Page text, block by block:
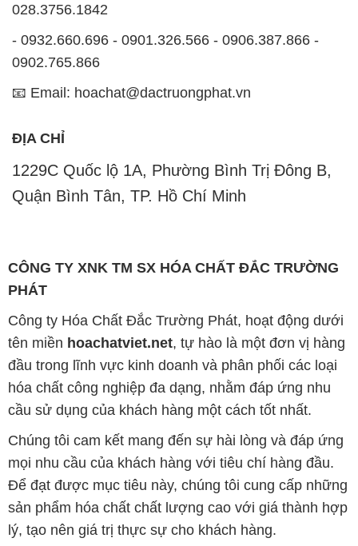
028.3756.1842
- 0932.660.696 - 0901.326.566 - 0906.387.866 -
0902.765.866
📧 Email: hoachat@dactruongphat.vn
ĐỊA CHỈ
1229C Quốc lộ 1A, Phường Bình Trị Đông B,
Quận Bình Tân, TP. Hồ Chí Minh
CÔNG TY XNK TM SX HÓA CHẤT ĐẮC TRƯỜNG
PHÁT
Công ty Hóa Chất Đắc Trường Phát, hoạt động dưới
tên miền hoachatviet.net, tự hào là một đơn vị hàng
đầu trong lĩnh vực kinh doanh và phân phối các loại
hóa chất công nghiệp đa dạng, nhằm đáp ứng nhu
cầu sử dụng của khách hàng một cách tốt nhất.
Chúng tôi cam kết mang đến sự hài lòng và đáp ứng
mọi nhu cầu của khách hàng với tiêu chí hàng đầu.
Để đạt được mục tiêu này, chúng tôi cung cấp những
sản phẩm hóa chất chất lượng cao với giá thành hợp
lý, tạo nên giá trị thực sự cho khách hàng.